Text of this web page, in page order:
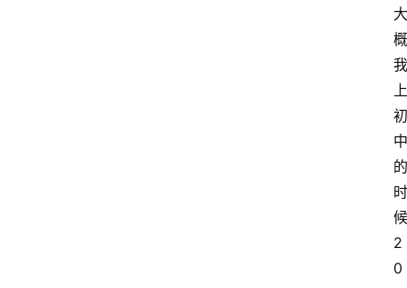
大
概
我
上
初
中
的
时
候
2
0